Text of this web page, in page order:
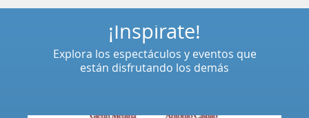
¡Inspírate!
Explora los espectáculos y eventos que
están disfrutando los demás